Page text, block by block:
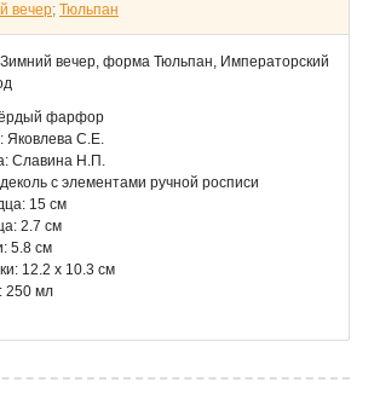
вечер; Тюльпан
вечер, форма Тюльпан, Императорский
фарфор
Яковлева С.Е.
Славина Н.П.
с элементами ручной росписи
15 см
2.7 см
5.8 см
12.2 х 10.3 см
250 мл